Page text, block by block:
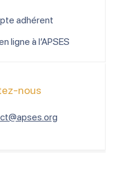
adhérent
ligne à l’APSES
nous